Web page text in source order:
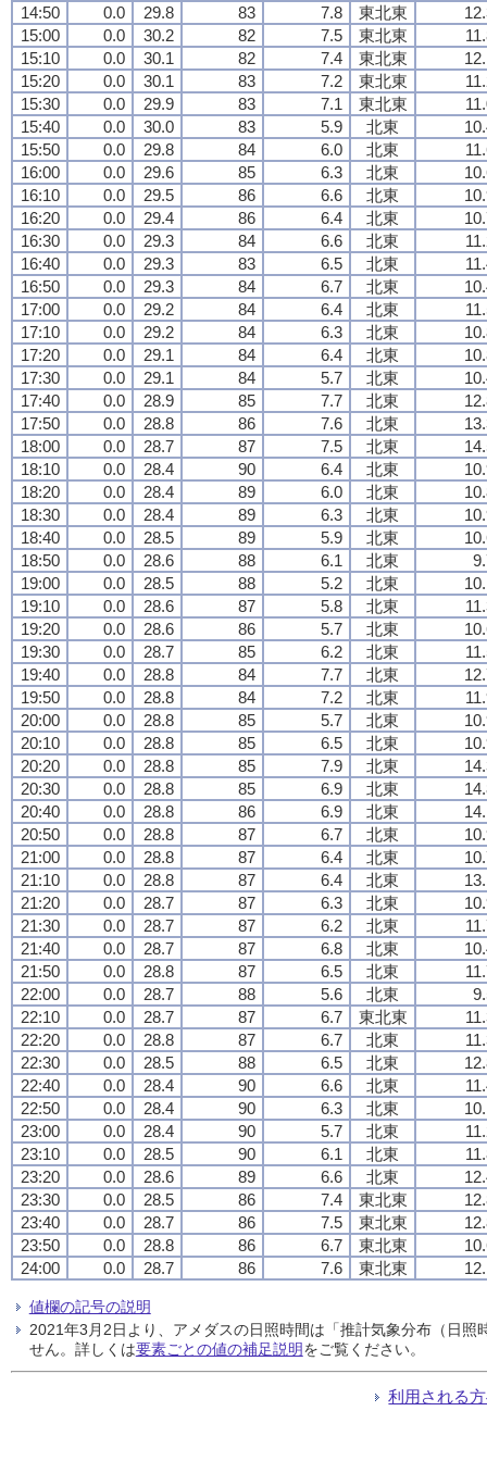
14:50 0.0 29.8 83 7.8 東北東
15:00
0.0 30.2 82 7.5 東北東
15:10
0.0 30.1 82 7.4 東北東
15:20
0.0 30.1 83 7.2 東北東
15:30
0.0 29.9 83 7.1 東北東
15:40
0.0 30.0 83 5.9 北東
15:50
0.0 29.8 84 6.0 北東
16:00
0.0 29.6 85 6.3 北東
16:10
0.0 29.5 86 6.6 北東
16:20
0.0 29.4 86 6.4 北東
16:30
0.0 29.3 84 6.6 北東
16:40
0.0 29.3 83 6.5 北東
16:50
0.0 29.3 84 6.7 北東
17:00
0.0 29.2 84 6.4 北東
17:10
0.0 29.2 84 6.3 北東
17:20
0.0 29.1 84 6.4 北東
17:30
0.0 29.1 84 5.7 北東
17:40
0.0 28.9 85 7.7 北東
17:50
0.0 28.8 86 7.6 北東
18:00
0.0 28.7 87 7.5 北東
18:10
0.0 28.4 90 6.4 北東
18:20
0.0 28.4 89 6.0 北東
18:30
0.0 28.4 89 6.3 北東
18:40
0.0 28.5 89 5.9 北東
18:50
0.0 28.6 88 6.1 北東
19:00
0.0 28.5 88 5.2 北東
19:10
0.0 28.6 87 5.8 北東
19:20
0.0 28.6 86 5.7 北東
19:30
0.0 28.7 85 6.2 北東
19:40
0.0 28.8 84 7.7 北東
19:50
0.0 28.8 84 7.2 北東
20:00
0.0 28.8 85 5.7 北東
20:10
0.0 28.8 85 6.5 北東
20:20
0.0 28.8 85 7.9 北東
20:30
0.0 28.8 85 6.9 北東
20:40
0.0 28.8 86 6.9 北東
20:50
0.0 28.8 87 6.7 北東
21:00
0.0 28.8 87 6.4 北東
21:10
0.0 28.8 87 6.4 北東
21:20
0.0 28.7 87 6.3 北東
21:30
0.0 28.7 87 6.2 北東
21:40
0.0 28.7 87 6.8 北東
21:50
0.0 28.8 87 6.5 北東
22:00
0.0 28.7 88 5.6 北東
22:10
0.0 28.7 87 6.7 東北東
22:20
0.0 28.8 87 6.7 北東
22:30
0.0 28.5 88 6.5 北東
22:40
0.0 28.4 90 6.6 北東
22:50
0.0 28.4 90 6.3 北東
23:00
0.0 28.4 90 5.7 北東
23:10
0.0 28.5 90 6.1 北東
23:20
0.0 28.6 89 6.6 北東
23:30
0.0 28.5 86 7.4 東北東
23:40
0.0 28.7 86 7.5 東北東
23:50
0.0 28.8 86 6.7 東北東
24:00
0.0 28.7 86 7.6 東北東
値欄の記号の説明
2021年3月2日より、アメダスの日照時間は「推計気象分布（日
せん。詳しくは要素ごとの値の補足説明をご覧ください。
利用される